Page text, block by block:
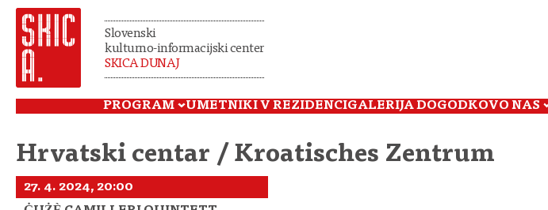
Slovenski
kulturno-informacijski center
SKICA DUNAJ
PROGRAM UMETNIKI V REZIDENCIGALERIJA DOGODKOVO NAS
Hrvatski centar / Kroatisches Zentrum
27. 4. 2024, 20:00